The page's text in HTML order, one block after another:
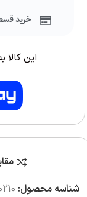
خرید قسطی ۱۸ ماهه
این
شناسه محصول: